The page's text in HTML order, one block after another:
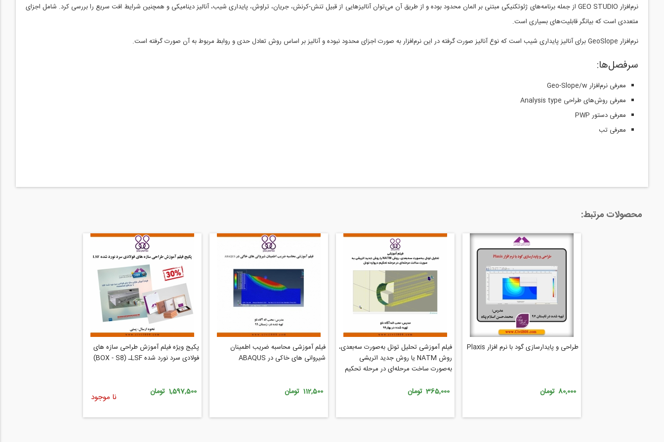
نرم‌­افزار GEO STUDIO از جمله برنامه‌های ژئوتکنیکی مبتنی بر المان محدود بوده و از طریق آن می‌توان آنالیزهایی از قبیل تنش-کرنش، جریان، تراوش، پایداری شیب، آنالیز دینامیکی و همچنین شرایط افت سریع را بررسی کرد. شامل اجزای
متعددی است که بیانگر قابلیت‌های بسیاری است.
نرم‌افزار GeoSlope برای آنالیز پایداری شیب است که نوع آنالیز صورت گرفته در این نرم‌افزار به صورت اجزای محدود نبوده و آنالیز بر اساس روش تعادل حدی و روابط مربوط به آن صورت گرفته است.
سرفصل‌ها:
معرفی نرم‌افزار Geo-Slope/w
معرفی روش‌های طراحی Analysis type
معرفی دستور PWP
معرفی تب
محصولات مرتبط:
طراحی و پایدارسازی گود با نرم افزار Plaxis
80,000 تومان
فیلم آموزشی تحلیل تونل به‌صورت سه‌بعدی،
روش NATM یا روش جدید اتریشی
به‌صورت ساخت مرحله‌ای در مرحله تحکیم
365,000 تومان
فیلم آموزشی محاسبه ضریب اطمینان
شیروانی های خاکی در ABAQUS
112,500 تومان
پکیج ویژه فیلم آموزش طراحی سازه های
فولادی سرد نورد شده LSFـ (BOX - S8)
1,597,500 تومان نا موجود